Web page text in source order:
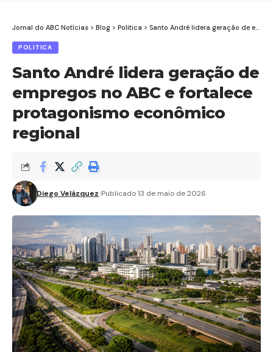
Jornal do ABC Notícias > Blog > Politica > Santo André lidera geração de empregos no ABC e fortalece protagonismo econômico regional
POLITICA
Santo André lidera geração de
empregos no ABC e fortalece
protagonismo econômico
regional
Diego Velázquez Publicado 13 de maio de 2026